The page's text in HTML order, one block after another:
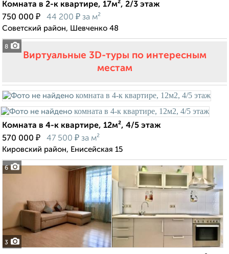
8
Комната в 2-к квартире, 17м², 2/3 этаж
750 000 ₽ 44 200 ₽ за м²
Советский район, Шевченко 48
Виртуальные 3D-туры по интересным
местам
6
Комната в 4-к квартире, 12м², 4/5 этаж
570 000 ₽ 47 500 ₽ за м²
Кировский район, Енисейская 15
3